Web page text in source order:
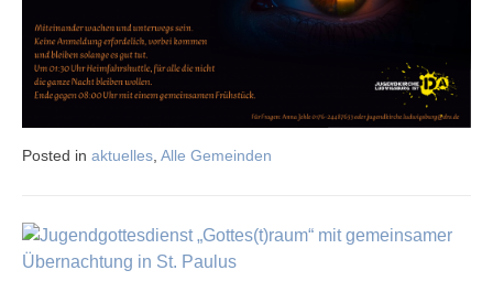
Posted in aktuelles Alle Gemeinden